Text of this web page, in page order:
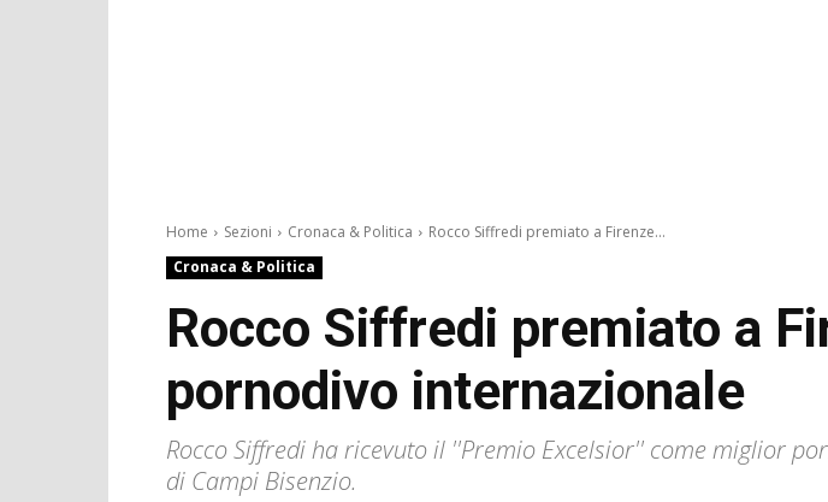
Home Sezioni Cronaca & Politica
Rocco Siffredi premiato a Firenze...
Cronaca & Politica
Rocco Siffredi premiato a
pornodivo internazionale
Rocco Siffredi ha ricevuto il ''Premio Excelsior'' come miglior
di Campi Bisenzio.